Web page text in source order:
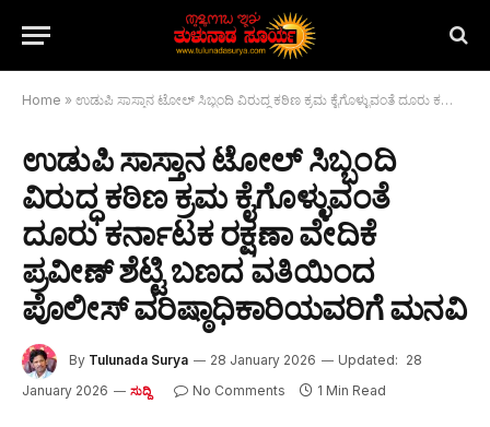
Home » ಉಡುಪಿ ಸಾಸ್ತಾನ ಟೋಲ್ ಸಿಬ್ಬಂದಿ ವಿರುದ್ಧ ಕಠಿಣ ಕ್ರಮ ಕೈಗೊಳ್ಳುವಂತೆ ದೂರು ಕರ್ನಾಟಕ ರಕ್ಷಣಾ ವೇದಿಕೆ ಪ್ರವೀಣ್ ಶೆಟ್ಟಿ ಬಣದ ವತಿಯಿಂದ ಪೊಲೀಸ್ ವರಿಷ್ಠಾಧಿಕಾರಿಯವರಿಗೆ ಮನವಿ
ಉಡುಪಿ ಸಾಸ್ತಾನ ಟೋಲ್ ಸಿಬ್ಬಂದಿ
ವಿರುದ್ಧ ಕಠಿಣ ಕ್ರಮ ಕೈಗೊಳ್ಳುವಂತೆ
ದೂರು ಕರ್ನಾಟಕ ರಕ್ಷಣಾ ವೇದಿಕೆ
ಪ್ರವೀಣ್ ಶೆಟ್ಟಿ ಬಣದ ವತಿಯಿಂದ
ಪೊಲೀಸ್ ವರಿಷ್ಠಾಧಿಕಾರಿಯವರಿಗೆ ಮನವಿ
By Tulunada Surya 28 January 2026 Updated: 28
January 2026
ಸುದ್ದಿ No Comments 1 Min Read